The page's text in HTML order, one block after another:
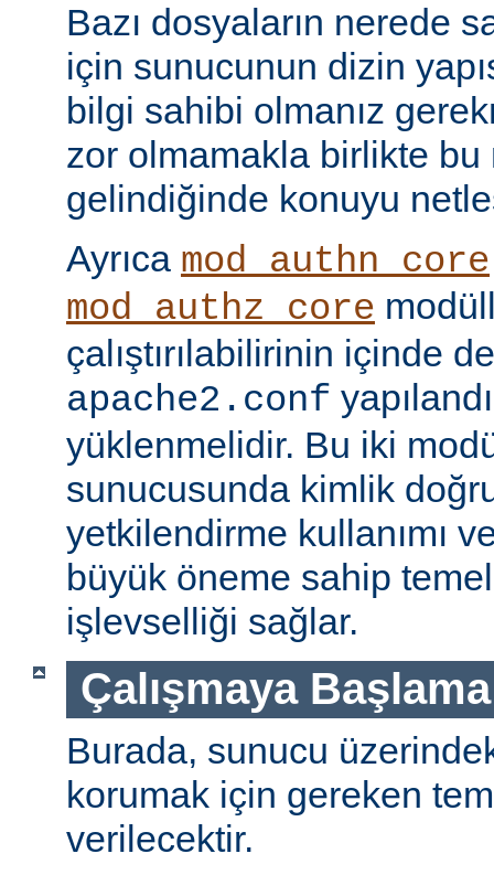
Bazı dosyaların nerede
için sunucunun dizin
bilgi sahibi olmanız
zor olmamakla birlikte bu
gelindiğinde konuyu
Ayrıca mod_authn_core
mod_authz_core
çalıştırılabilirinin içinde
apache2.conf
yüklenmelidir. Bu iki
sunucusunda kimlik
yetkilendirme kullanımı
büyük öneme sahip
işlevselliği sağlar.
Çalışmaya Başlama
Burada, sunucu
korumak için gereken
verilecektir.